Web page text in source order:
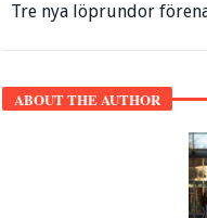
Tre nya löprundor
ABOUT THE AUTHOR